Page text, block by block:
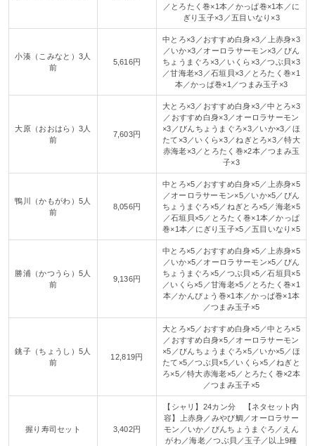
／とろたく巻×1本／かっぱ巻×1本／に
ぎり玉子×3／五目いなり×3
小湊（こみなと）3人
前
5,616円
中とろ×3／おすすめ白身×3／上赤身×3
／いか×3／オーロラサーモン×3／びん
ちょうまぐろ×3／いくら×3／つぶ貝×3
／甘海老×3／石垣貝×3／とろたく巻×1
本／かっぱ巻×1／つまみ玉子×3
大原（おおはら）3人
前
7,603円
大とろ×3／おすすめ白身×3／中とろ×3
／おすすめ白身×3／オーロラサーモン
×3／びんちょうまぐろ×3／いか×3／ほ
たて×3／いくら×3／ねぎとろ×3／特大
赤海老×3／とろたく巻×2本／つまみ玉
子×3
鴨川（かもがわ）5人
前
8,056円
中とろ×5／おすすめ白身×5／上赤身×5
／オーロラサーモン×5／いか×5／びん
ちょうまぐろ×5／ねぎとろ×5／海老×5
／石垣貝×5／とろたく巻×1本／かっぱ
巻×1本／にぎり玉子×5／五目いなり×5
勝浦（かつうら）5人
前
9,136円
中とろ×5／おすすめ白身×5／上赤身×5
／いか×5／オーロラサーモン×5／びん
ちょうまぐろ×5／つぶ貝×5／石垣貝×5
／いくら×5／甘海老×5／とろたく巻×1
本／かんぴょう巻×1本／かっぱ巻×1本
／つまみ玉子×5
銚子（ちょうし）5人
前
12,819円
大とろ×5／おすすめ白身×5／中とろ×5
／おすすめ白身×5／オーロラサーモン
×5／びんちょうまぐろ×5／いか×5／ほ
たて×5／つぶ貝×5／いくら×5／ねぎと
ろ×5／特大赤海老×5／とろたく巻×2本
／つまみ玉子×5
握り寿司セット 3,402円
【シャリ】24カン分 【ネタセット内
容】上赤身／みやび鯛／オーロラサー
モン／いか／びんちょうまぐろ／えん
がわ／海老／つぶ貝／玉子／以上9種